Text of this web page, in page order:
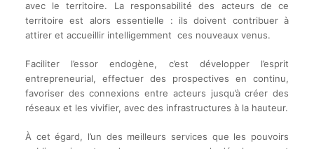
avec le territoire. La responsabilité des acteurs de ce
territoire est alors essentielle : ils doivent contribuer à
attirer et accueillir intelligemment ces nouveaux venus.
Faciliter l’essor endogène, c’est développer l’esprit
entrepreneurial, effectuer des prospectives en continu,
favoriser des connexions entre acteurs jusqu’à créer des
réseaux et les vivifier, avec des infrastructures à la hauteur.
À cet égard, l’un des meilleurs services que les pouvoirs